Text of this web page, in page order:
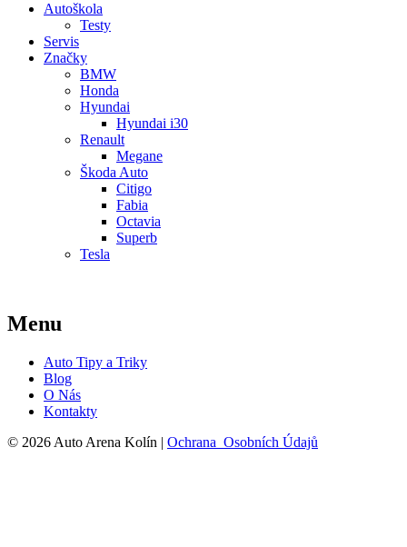
Autoškola
Testy
Servis
Značky
BMW
Honda
Hyundai
Hyundai i30
Renault
Megane
Škoda Auto
Citigo
Fabia
Octavia
Superb
Tesla
Menu
Auto Tipy a Triky
Blog
O Nás
Kontakty
© 2026 Auto Arena Kolín | Ochrana Osobních Údajů